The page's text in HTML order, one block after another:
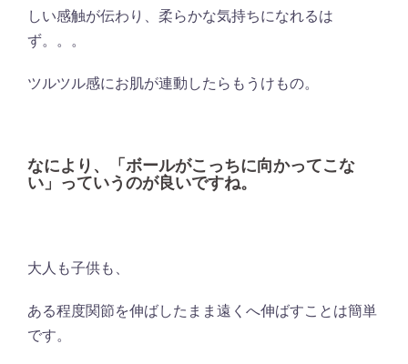
しい感触が伝わり、柔らかな気持ちになれるは
ず。。。
ツルツル感にお肌が連動したらもうけもの。
なにより、「ボールがこっちに向かってこな
い」っていうのが良いですね。
大人も子供も、
ある程度関節を伸ばしたまま遠くへ伸ばすことは簡単
です。